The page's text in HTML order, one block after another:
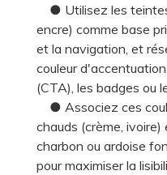
● Utilisez les
encre) comme base
et la navigation, et
couleur
(CTA), les badges ou
● Associez ces
chauds (crème,
charbon ou ardoise
pour maximiser la